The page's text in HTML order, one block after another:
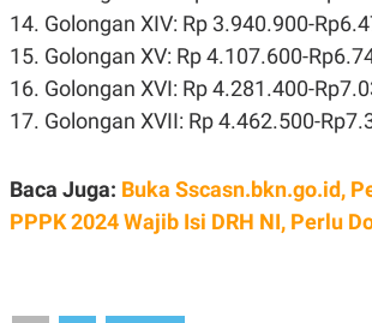
A
T
D
A
T
A
G
E
S
N
T
A
P
S
U
14. Golongan XIV: Rp 3.940.900-
15. Golongan XV: Rp 4.107.600-
16. Golongan XVI: Rp 4.281.400-
17. Golongan XVII: Rp 4.462.500-
Baca Juga: Buka Sscasn.bkn.go.id,
PPPK 2024 Wajib Isi DRH NI, Perlu